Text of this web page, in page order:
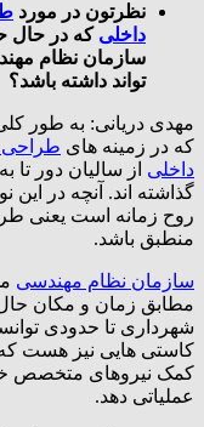
نظرتون در مورد
داخلی که در حال
سازمان نظام
تواند داشته باشد؟
مهدی دریانی: به طور
که در زمینه های طراحی
داخلی از سالیان دور تا
گذاشته اند. آنچه در
روح زمانه است یعنی
منطبق باشد.
سازمان نظام مهندسی
مطابق زمان و مکان
شهرداری تا حدودی
کاستی هایی نیز هست که
کمک نیروهای متخصص
عملیاتی دهد.